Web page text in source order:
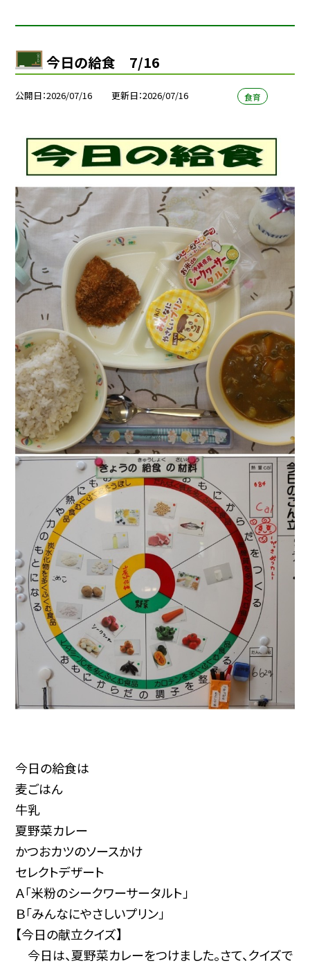
今日の給食 7/16
公開日 2026/07/16 更新日 2026/07/16 食育
今日の給食は
麦ごはん
牛乳
夏野菜カレー
かつおカツのソースかけ
セレクトデザート
Ａ「米粉のシークワーサータルト」
Ｂ「みんなにやさしいプリン」
【今日の献立クイズ】
今日は、夏野菜カレーをつけました。さて、クイズで